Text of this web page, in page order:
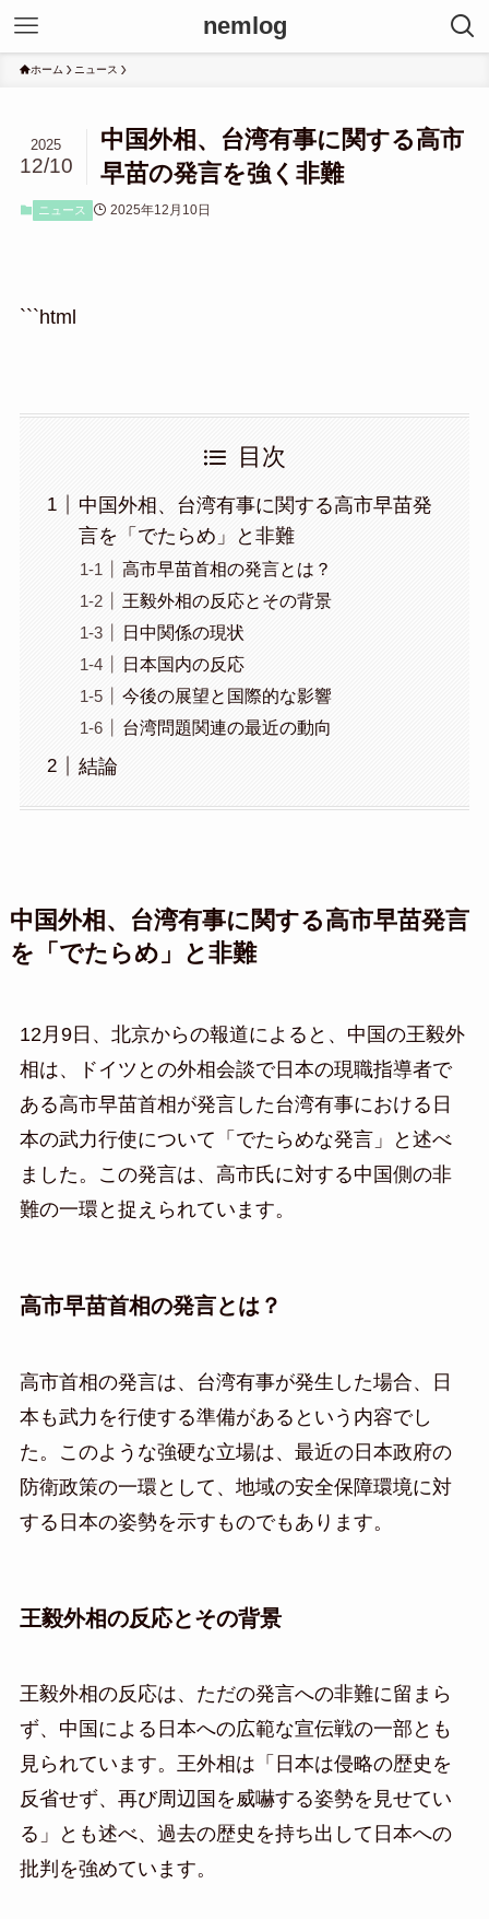
nemlog
ホーム ニュース
中国外相、台湾有事に関する高市
早苗の発言を強く非難
2025
12/10
ニュース 2025年12月10日
```html
目次
中国外相、台湾有事に関する高市早苗発
言を「でたらめ」と非難
高市早苗首相の発言とは？
王毅外相の反応とその背景
日中関係の現状
日本国内の反応
今後の展望と国際的な影響
台湾問題関連の最近の動向
結論
中国外相、台湾有事に関する高市早苗発言
を「でたらめ」と非難
12月9日、北京からの報道によると、中国の王毅外
相は、ドイツとの外相会談で日本の現職指導者で
ある高市早苗首相が発言した台湾有事における日
本の武力行使について「でたらめな発言」と述べ
ました。この発言は、高市氏に対する中国側の非
難の一環と捉えられています。
高市早苗首相の発言とは？
高市首相の発言は、台湾有事が発生した場合、日
本も武力を行使する準備があるという内容でし
た。このような強硬な立場は、最近の日本政府の
防衛政策の一環として、地域の安全保障環境に対
する日本の姿勢を示すものでもあります。
王毅外相の反応とその背景
王毅外相の反応は、ただの発言への非難に留まら
ず、中国による日本への広範な宣伝戦の一部とも
見られています。王外相は「日本は侵略の歴史を
反省せず、再び周辺国を威嚇する姿勢を見せてい
る」とも述べ、過去の歴史を持ち出して日本への
批判を強めています。